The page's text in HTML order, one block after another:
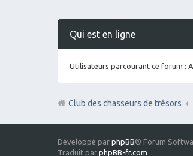
Qui est en ligne
Utilisateurs parcourant ce forum :
Club des chasseurs de trésors
Développé par phpBB® Forum
Traduit par phpBB-fr.com